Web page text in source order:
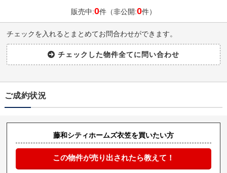
販売中:0件（非公開:0件）
チェックを入れるとまとめてお問合わせができます。
ご成約状況
藤和シティホームズ衣笠を買いたい方
この物件が売り出されたら教えて！